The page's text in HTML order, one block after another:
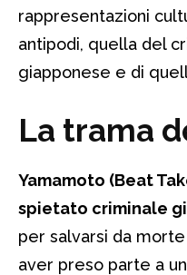
rappresentazioni
antipodi, quella del
giapponese e di
La trama
Yamamoto (Beat
spietato criminale
per salvarsi da
aver preso parte a